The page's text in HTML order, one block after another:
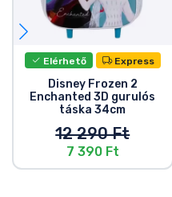
Elérhető Express
Disney Frozen 2
Enchanted 3D gurulós
táska 34cm
12 290 Ft
7 390 Ft